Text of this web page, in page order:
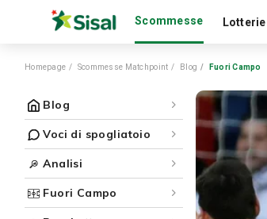
Scommesse Lotterie
Homepage Scommesse Matchpoint Blog Fuori Campo
Blog
Voci di spogliatoio
Analisi
Fuori Campo